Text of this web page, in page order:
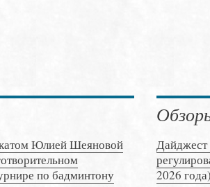
Юлией Шеяновой
по бадминтону
Дайджест
2026